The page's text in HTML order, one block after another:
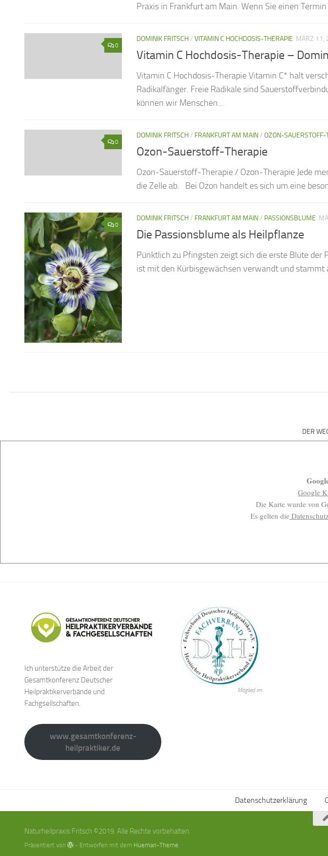
Praxis in Frankfurt am Main. Wenn Sie einen
0
DOMINIK FRITSCH/ VITAMIN C HOCHDOSIS-THERAPIE MÄRZ 11,
Vitamin C Hochdosis-Therapie –
Vitamin C Hochdosis-Therapie Vitamin C* halt
Radikalfänger. Freie Radikale sind
können wir Menschen...
0
DOMINIK FRITSCH/ FRANKFURT AM MAIN/ OZON-
Ozon-Sauerstoff-Therapie
Ozon-Sauerstoff-Therapie / Ozon-Therapie Jede
die Zelle ab. Bei Ozon handelt es sich um eine
0
DOMINIK FRITSCH/ FRANKFURT AM MAIN/ PASSIONSBLUME
Die Passionsblume als Heilpflanze
Pünktlich zu Pfingsten zeigt sich die erste Blüte der
ist mit den Kürbisgewächsen verwandt und
DER
Google
Die Karte wurde von
Es gelten die
Ich unterstütze die Arbeit der
Gesamtkonferenz Deutscher
Heilpraktikerverbände und
Fachgsellschaften.
www.gesamtkonferenz-
heilpraktiker.de
Mitglied im
Datenschutzerklärung
Naturheilpraxis Fritsch ©2019. Alle Rechte vorbehalten.
Präsentiert von - Entworfen mit dem Hueman-Theme